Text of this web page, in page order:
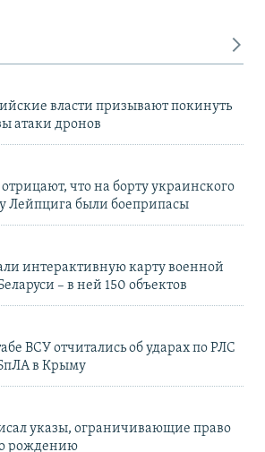
власти призывают покинуть
атаки дронов
что на борту украинского
Лейпцига были боеприпасы
интерактивную карту военной
– в ней 150 объектов
ВСУ отчитались об ударах по РЛС
в Крыму
указы, ограничивающие право
рождению